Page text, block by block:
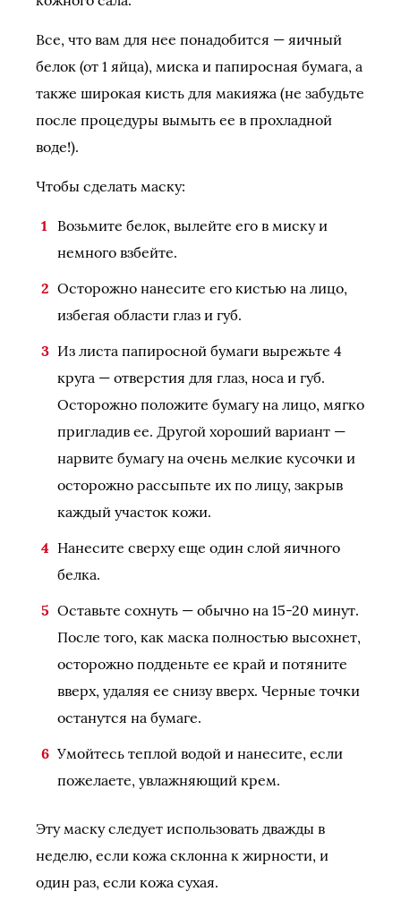
Все, что вам для нее понадобится — яичный
белок (от 1 яйца), миска и папиросная бумага, а
также широкая кисть для макияжа (не забудьте
после процедуры вымыть ее в прохладной
воде!).
Чтобы сделать маску:
Возьмите белок, вылейте его в миску и
немного взбейте.
Осторожно нанесите его кистью на лицо,
избегая области глаз и губ.
Из листа папиросной бумаги вырежьте 4
круга — отверстия для глаз, носа и губ.
Осторожно положите бумагу на лицо, мягко
пригладив ее. Другой хороший вариант —
нарвите бумагу на очень мелкие кусочки и
осторожно рассыпьте их по лицу, закрыв
каждый участок кожи.
Нанесите сверху еще один слой яичного
белка.
Оставьте сохнуть — обычно на 15-20 минут.
После того, как маска полностью высохнет,
осторожно подденьте ее край и потяните
вверх, удаляя ее снизу вверх. Черные точки
останутся на бумаге.
Умойтесь теплой водой и нанесите, если
пожелаете, увлажняющий крем.
Эту маску следует использовать дважды в
неделю, если кожа склонна к жирности, и
один раз, если кожа сухая.